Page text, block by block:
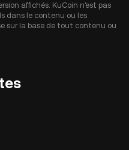
affichés. KuCoin n'est pas
dans le contenu ou les
sur la base de tout contenu ou